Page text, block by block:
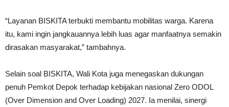
“Layanan BISKITA terbukti membantu mobilitas warga. Karena
itu, kami ingin jangkauannya lebih luas agar manfaatnya semakin
dirasakan masyarakat,” tambahnya.
Selain soal BISKITA, Wali Kota juga menegaskan dukungan
penuh Pemkot Depok terhadap kebijakan nasional Zero ODOL
(Over Dimension and Over Loading) 2027. Ia menilai, sinergi